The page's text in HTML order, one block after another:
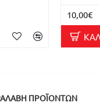
10,00€
ΠΡΟΪΌΝΤΩΝ